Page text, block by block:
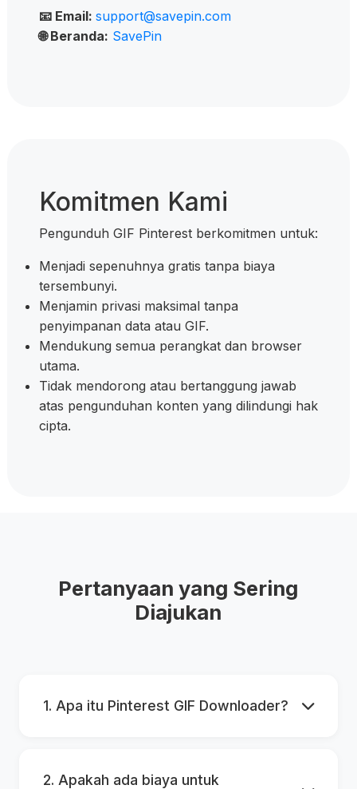
📧 Email: support@savepin.com
🌐 Beranda: SavePin
Komitmen Kami
Pengunduh GIF Pinterest berkomitmen untuk:
Menjadi sepenuhnya gratis tanpa biaya
tersembunyi.
Menjamin privasi maksimal tanpa
penyimpanan data atau GIF.
Mendukung semua perangkat dan browser
utama.
Tidak mendorong atau bertanggung jawab
atas pengunduhan konten yang dilindungi hak
cipta.
Pertanyaan yang Sering
Diajukan
1. Apa itu Pinterest GIF Downloader?
2. Apakah ada biaya untuk